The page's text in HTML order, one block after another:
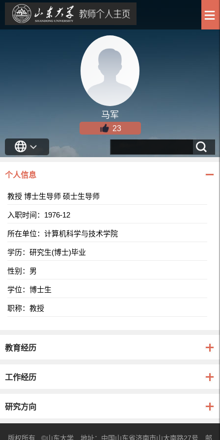
马军
23
个人信息
教授 博士生导师 硕士生导师
入职时间：1976-12
所在单位：计算机科学与技术学院
学历：研究生(博士)毕业
性别：男
学位：博士生
职称：教授
教育经历
工作经历
研究方向
版权所有 ©山东大学 地址：中国山东省济南市山大南路27号 邮